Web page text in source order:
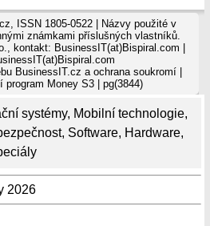
systémy, Mobilní technologie,
, Software, Hardware,
2026
ISSN 1805-0522 | Názvy použité v
známkami příslušných vlastníků.
kontakt: BusinessIT(at)Bispiral.com |
BusinessIT.cz a ochrana soukromí|
program Money S3 | pg(3844)